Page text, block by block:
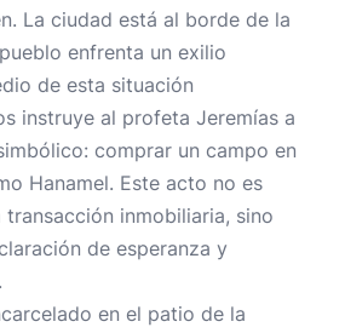
La ciudad está al borde de la
enfrenta un exilio
de esta situación
instruye al profeta Jeremías a
comprar un campo en
Hanamel. Este acto no es
transacción inmobiliaria, sino
de esperanza y
en el patio de la